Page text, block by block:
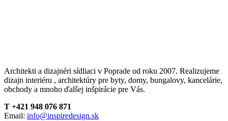
Architekti a dizajnéri sídliaci v Poprade od roku 2007. Realizujeme
dizajn interiéru , architektúry pre byty, domy, bungalovy, kancelárie,
obchody a mnoho ďalšej inšpirácie pre Vás.
T +421 948 076 871
Email: info@inspiredesign.sk